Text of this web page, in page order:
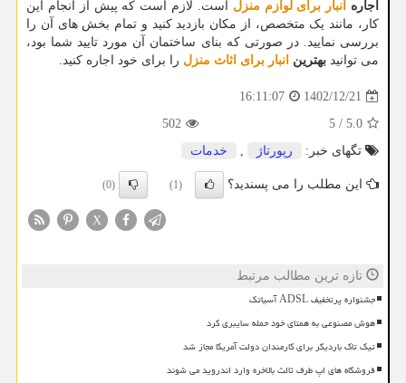
اجاره
انبار برای لوازم منزل است. لازم است که پیش از انجام این
کار، مانند یک متخصص، از مکان بازدید کنید و تمام بخش های آن را
بررسی نمایید. در صورتی که بنای ساختمان آن مورد تایید شما بود،
می توانید بهترین انبار برای اثاث منزل را برای خود اجاره کنید.
1402/12/21
16:11:07
5.0
/
5
502
تگهای خبر:
رپورتاژ , خدمات
این مطلب را می پسندید؟ (1)
(0)
X
تازه ترین مطالب مرتبط
جشنواره پرتخفیف ADSL آسیاتک
هوش مصنوعی به همتای خود حمله سایبری کرد
تیک تاک باردیگر برای کارمندان دولت آمریکا مجاز شد
فروشگاه های اپ طرف ثالث بالاخره وارد اندروید می شوند